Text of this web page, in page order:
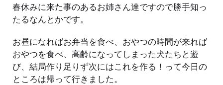
春休みに来た事のあるお姉さん達ですので勝手知っ
たるなんとかです。
お昼になればお弁当を食べ、おやつの時間が来れば
おやつを食べ、高齢になってしまった犬たちと遊
び、結局作り足りず次にはこれを作る！って今日の
ところは帰って行きました。